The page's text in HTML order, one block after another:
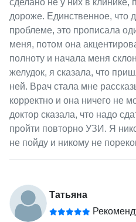
дороже. Единственное, что
проблеме, это прописала
меня, потом она
полноту и начала меня
желудок, я сказала, что
ней. Врач стала мне
корректно и она ничего не
доктор сказала, что надо
пройти повторно УЗИ. Я
не пойду и никому не
Татьяна